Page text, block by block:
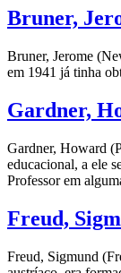
Bruner,
Bruner, Jerome
em 1941 já tinha
Gardner,
Gardner, Howard
educacional, a ele
Professor em
Freud,
Freud, Sigmund